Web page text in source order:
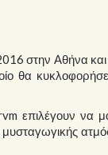
στην Αθήνα και
θα
επιλέγουν να